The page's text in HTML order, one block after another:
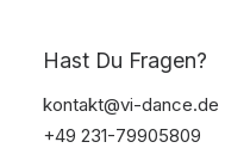
Hast Du Fragen?
kontakt@vi-dance.de
+49 231-79905809